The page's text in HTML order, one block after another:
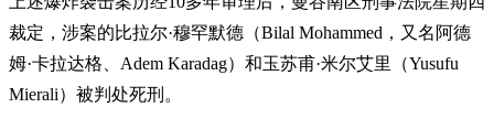
裁定，涉案的比拉尔·穆罕默德（Bilal Mohammed，又名阿德
姆·卡拉达格、Adem Karadag）和玉苏甫·米尔艾里（Yusufu
Mierali）被判处死刑。